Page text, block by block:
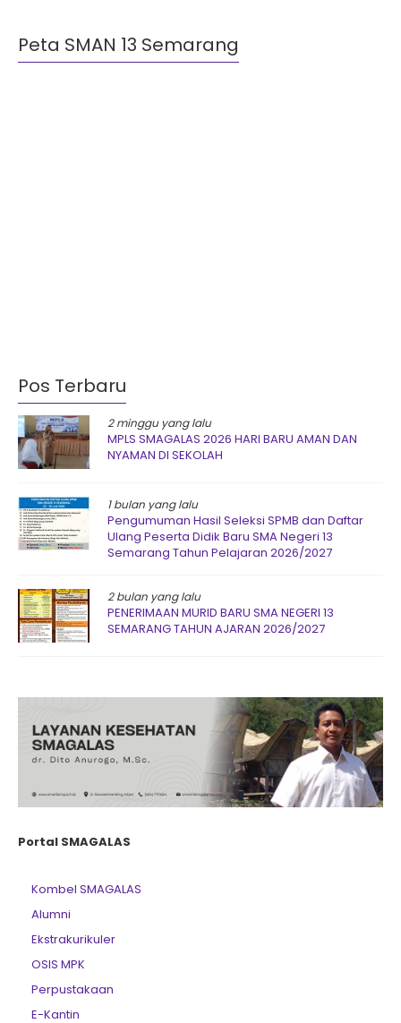
Peta SMAN 13 Semarang
Pos Terbaru
2 minggu yang lalu
MPLS SMAGALAS 2026 HARI BARU AMAN DAN
NYAMAN DI SEKOLAH
1 bulan yang lalu
Pengumuman Hasil Seleksi SPMB dan Daftar
Ulang Peserta Didik Baru SMA Negeri 13
Semarang Tahun Pelajaran 2026/2027
2 bulan yang lalu
PENERIMAAN MURID BARU SMA NEGERI 13
SEMARANG TAHUN AJARAN 2026/2027
Portal SMAGALAS
Kombel SMAGALAS
Alumni
Ekstrakurikuler
OSIS MPK
Perpustakaan
E-Kantin